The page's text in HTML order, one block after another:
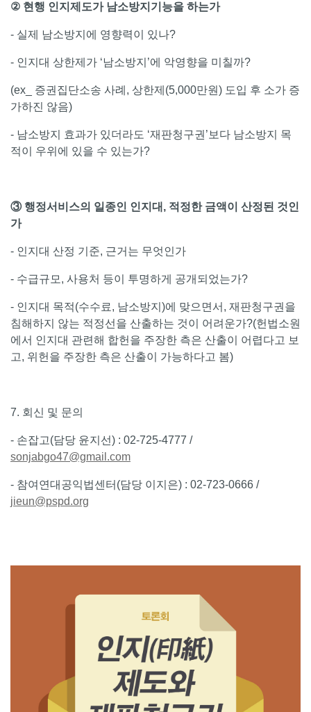
② 현행 인지제도가 남소방지기능을 하는가
- 실제 남소방지에 영향력이 있나?
- 인지대 상한제가 ‘남소방지’에 악영향을 미칠까?
(ex_ 증권집단소송 사례, 상한제(5,000만원) 도입 후 소가 증
가하진 않음)
- 남소방지 효과가 있더라도 ‘재판청구권’보다 남소방지 목
적이 우위에 있을 수 있는가?
③ 행정서비스의 일종인 인지대, 적정한 금액이 산정된 것인
가
- 인지대 산정 기준, 근거는 무엇인가
- 수급규모, 사용처 등이 투명하게 공개되었는가?
- 인지대 목적(수수료, 남소방지)에 맞으면서, 재판청구권을
침해하지 않는 적정선을 산출하는 것이 어려운가?(헌법소원
에서 인지대 관련해 합헌을 주장한 측은 산출이 어렵다고 보
고, 위헌을 주장한 측은 산출이 가능하다고 봄)
7. 회신 및 문의
- 손잡고(담당 윤지선) : 02-725-4777 /
sonjabgo47@gmail.com
- 참여연대공익법센터(담당 이지은) : 02-723-0666 /
jieun@pspd.org